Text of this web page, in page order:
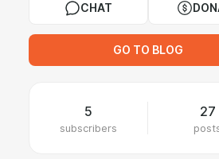
CHAT
GO TO BLOG
5
subscribers
27